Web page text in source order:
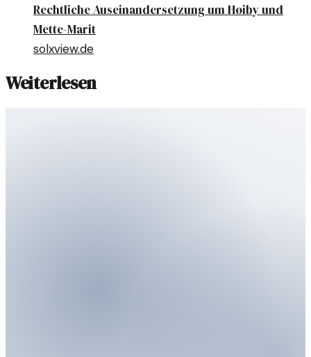
Rechtliche Auseinandersetzung um Høiby und
Mette-Marit
solxview.de
Weiterlesen